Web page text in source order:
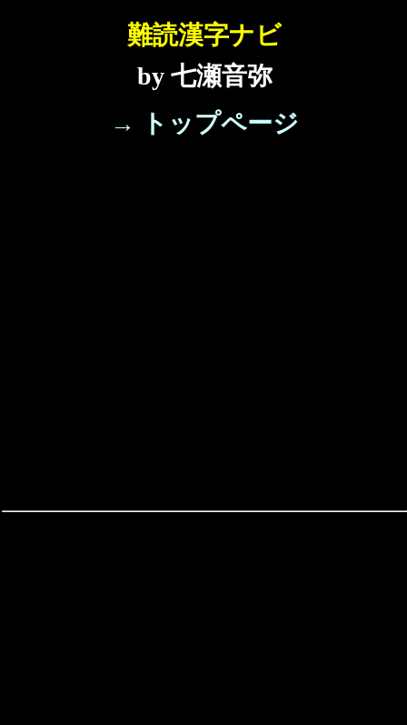
難読漢字ナビ
by 七瀬音弥
→ トップページ